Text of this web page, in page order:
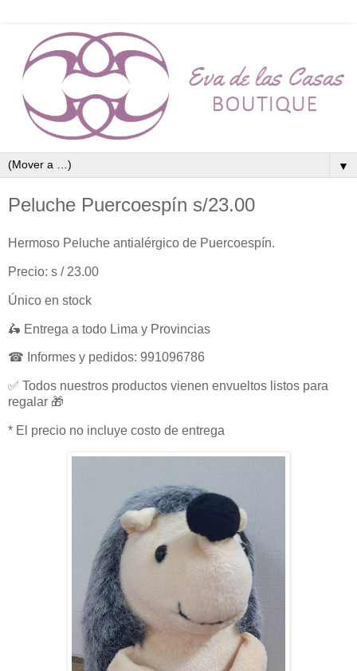
▼
Peluche Puercoespín s/23.00
Hermoso Peluche antialérgico de Puercoespín.
Precio: s / 23.00
Único en stock
🛵 Entrega a todo Lima y Provincias
☎ Informes y pedidos: 991096786
✅ Todos nuestros productos vienen envueltos listos para
regalar 🎁
* El precio no incluye costo de entrega